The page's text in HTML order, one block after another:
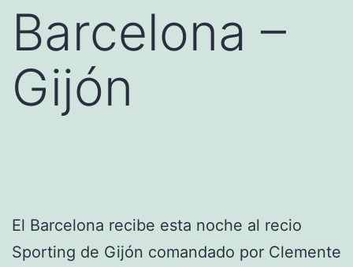
Barcelona –
Gijón
El Barcelona recibe esta noche al recio
Sporting de Gijón comandado por Clemente